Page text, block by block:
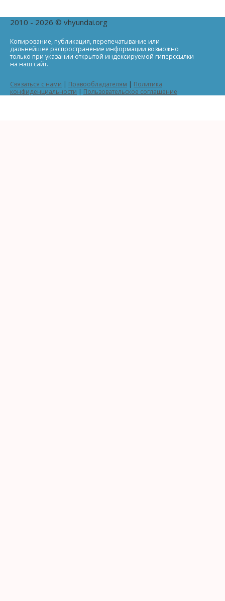
2010 - 2026 © vhyundai.org
Копирование, публикация, перепечатывание или
дальнейшее распространение информации возможно
только при указании открытой индексируемой гиперссылки
на наш сайт.
Связаться с нами | Правообладателям | Политика
конфиденциальности | Пользовательское соглашение